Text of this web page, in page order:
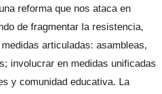
reforma que nos ataca en
de fragmentar la resistencia,
articuladas: asambleas,
involucrar en medidas unificadas
y comunidad educativa. La